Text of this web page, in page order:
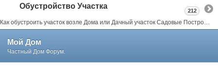
Обустройство Участка
Как обустроить участок возле Дома или Дачный участок Садовые Постройки Заборы Веранды Террасы Бассейны Бани Мангалы всё тут
212
Мой Дом
Частный Дом Форум.